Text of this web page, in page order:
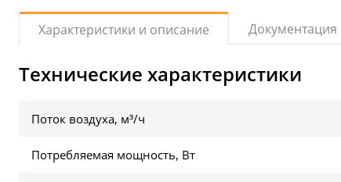
Характеристики и описание Документация
Технические характеристики
Поток воздуха, м³/ч
Потребляемая мощность, Вт